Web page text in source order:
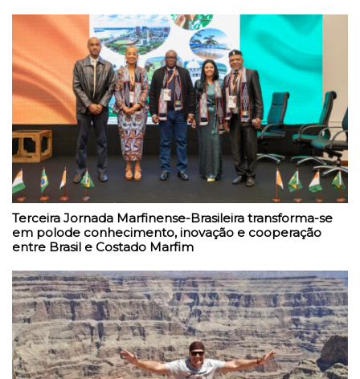
Terceira Jornada Marfinense-Brasileira transforma-se
em polode conhecimento, inovação e cooperação
entre Brasil e Costado Marfim